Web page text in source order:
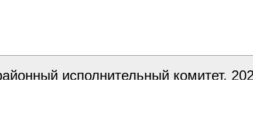
исполнительный комитет,